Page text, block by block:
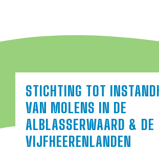
STICHTING TOT
VAN MOLENS IN DE
ALBLASSERWAARD & DE
VIJFHEERENLANDEN